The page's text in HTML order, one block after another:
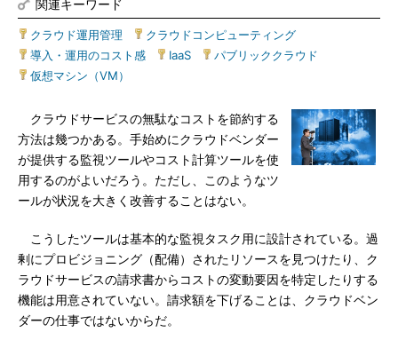
関連キーワード
クラウド運用管理 クラウドコンピューティング
導入・運用のコスト感
IaaS パブリッククラウド
仮想マシン（VM）
クラウドサービスの無駄なコストを節約する
方法は幾つかある。手始めにクラウドベンダー
が提供する監視ツールやコスト計算ツールを使
用するのがよいだろう。ただし、このようなツ
ールが状況を大きく改善することはない。
こうしたツールは基本的な監視タスク用に設計されている。過
剰にプロビジョニング（配備）されたリソースを見つけたり、ク
ラウドサービスの請求書からコストの変動要因を特定したりする
機能は用意されていない。請求額を下げることは、クラウドベン
ダーの仕事ではないからだ。